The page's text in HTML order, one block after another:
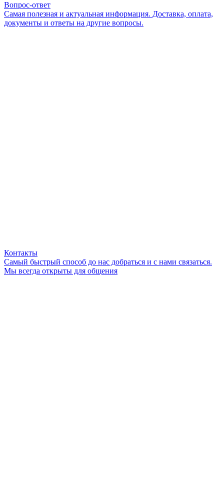
Вопрос-ответ
Самая полезная и актуальная информация. Доставка, оплата,
документы и ответы на другие вопросы.
Контакты
Самый быстрый способ до нас добраться и с нами связаться.
Мы всегда открыты для общения